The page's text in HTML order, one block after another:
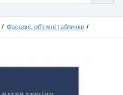
Фасадні, об'ємні таблички